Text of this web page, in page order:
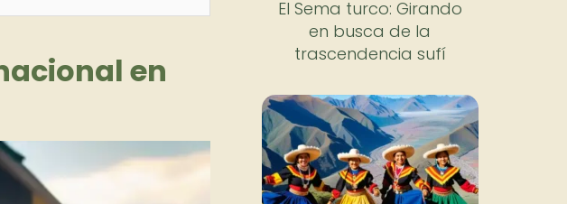
en
El Sema turco: Girando
en busca de la
trascendencia sufí